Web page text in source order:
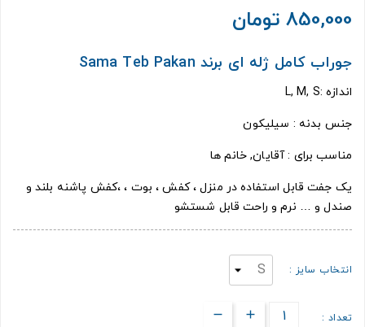
850,000 تومان
جوراب کامل ژله ای برند Sama Teb Pakan
اندازه :L, M, S
جنس بدنه : سیلیکون
مناسب برای : آقایان, خانم ها
یک جفت قابل استفاده در منزل ، کفش ، بوت ، ،کفش پاشنه بلند و
صندل و … نرم و راحت قابل شستشو
انتخاب سایز :
تعداد :